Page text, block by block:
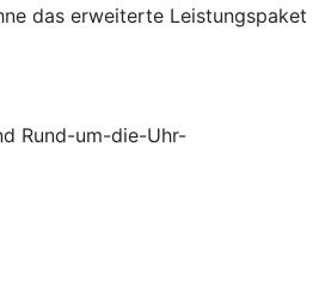
das erweiterte Leistungspaket
Rund-um-die-Uhr-